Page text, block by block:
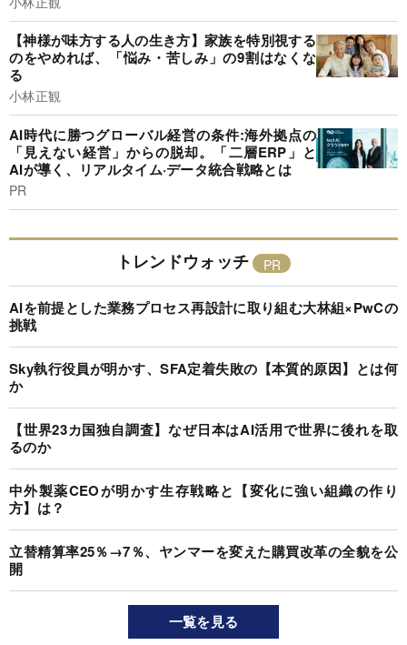
【神様が味方する人の生き方】家族を特別視する
のをやめれば、「悩み・苦しみ」の9割はなくな
る
小林正観
AI時代に勝つグローバル経営の条件:海外拠点の
「見えない経営」からの脱却。「二層ERP」と
AIが導く、リアルタイム·データ統合戦略とは
PR
トレンドウォッチ
AIを前提とした業務プロセス再設計に取り組む大林組×PwCの
挑戦
Sky執行役員が明かす、SFA定着失敗の【本質的原因】とは何
か
【世界23カ国独自調査】なぜ日本はAI活用で世界に後れを取
るのか
中外製薬CEOが明かす生存戦略と【変化に強い組織の作り
方】は？
立替精算率25％→7％、ヤンマーを変えた購買改革の全貌を公
開
一覧を見る